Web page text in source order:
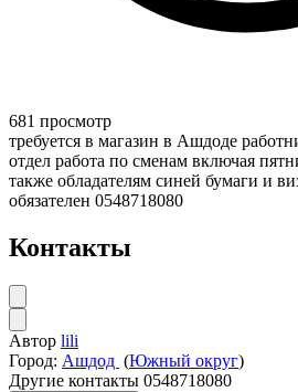
681 просмотр
требуется в магазин в Ашдоде
отдел работа по сменам включая
также обладателям синей бумаги и
обязателен 0548718080
Контакты
Автор lili
Город: Ашдод (Южный округ)
Другие контакты 0548718080